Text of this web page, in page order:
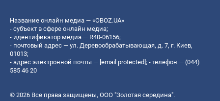
Название онлайн медиа — «OBOZ.UA»
- субъект в сфере онлайн медиа;
- идентификатор медиа — R40-06156;
- почтовый адрес — ул. Деревообрабатывающая, д. 7, г. Киев,
01013;
- адрес электронной почты — [email protected]; - телефон — (044)
585 46 20
© 2026 Все права защищены, ООО "Золотая середина".